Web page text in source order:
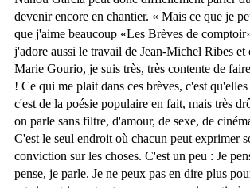
devenir encore en chantier. « Mais ce que je
que j'aime beaucoup «Les Brèves de
j'adore aussi le travail de Jean-Michel Ribes et
Marie Gourio, je suis très, très contente de
! Ce qui me plait dans ces brèves, c'est
c'est de la poésie populaire en fait, mais très
on parle sans filtre, d'amour, de sexe, de
C'est le seul endroit où chacun peut exprimer
conviction sur les choses. C'est un peu : Je
pense, je parle. Je ne peux pas en dire plus